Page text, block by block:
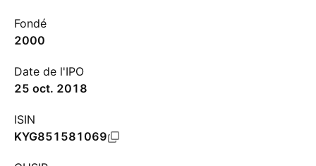
Fondé
2000
Date de l'IPO
25 oct. 2018
ISIN
KYG851581069